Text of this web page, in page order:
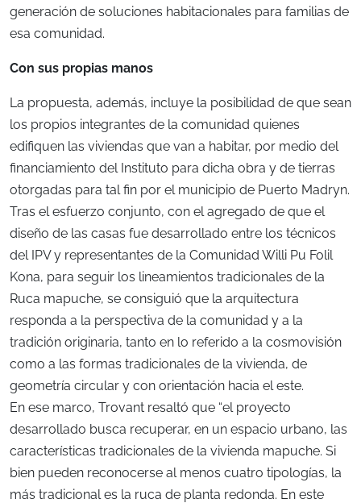
generación de soluciones habitacionales para familias de
esa comunidad.
Con sus propias manos
La propuesta, además, incluye la posibilidad de que sean
los propios integrantes de la comunidad quienes
edifiquen las viviendas que van a habitar, por medio del
financiamiento del Instituto para dicha obra y de tierras
otorgadas para tal fin por el municipio de Puerto Madryn.
Tras el esfuerzo conjunto, con el agregado de que el
diseño de las casas fue desarrollado entre los técnicos
del IPV y representantes de la Comunidad Willi Pu Folil
Kona, para seguir los lineamientos tradicionales de la
Ruca mapuche, se consiguió que la arquitectura
responda a la perspectiva de la comunidad y a la
tradición originaria, tanto en lo referido a la cosmovisión
como a las formas tradicionales de la vivienda, de
geometría circular y con orientación hacia el este.
En ese marco, Trovant resaltó que “el proyecto
desarrollado busca recuperar, en un espacio urbano, las
características tradicionales de la vivienda mapuche. Si
bien pueden reconocerse al menos cuatro tipologías, la
más tradicional es la ruca de planta redonda. En este